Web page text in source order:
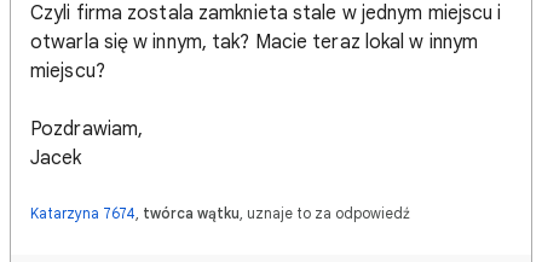
Czyli firma zostala zamknieta stale w jednym miejscu i
otwarla się w innym, tak? Macie teraz lokal w innym
miejscu?
Pozdrawiam,
Jacek
Katarzyna 7674, twórca wątku, uznaje to za odpowiedź